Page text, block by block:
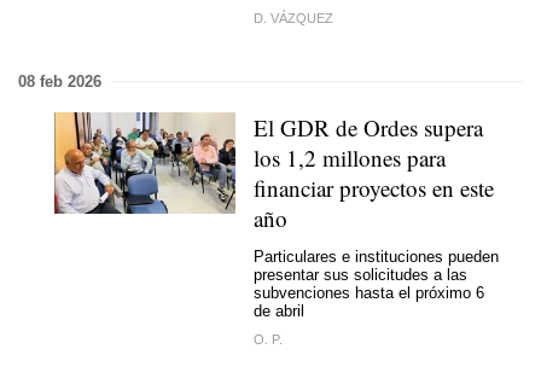
D. VÁZQUEZ
08 feb 2026
El GDR de Ordes supera
los 1,2 millones para
financiar proyectos en este
año
Particulares e instituciones pueden
presentar sus solicitudes a las
subvenciones hasta el próximo 6
de abril
O. P.